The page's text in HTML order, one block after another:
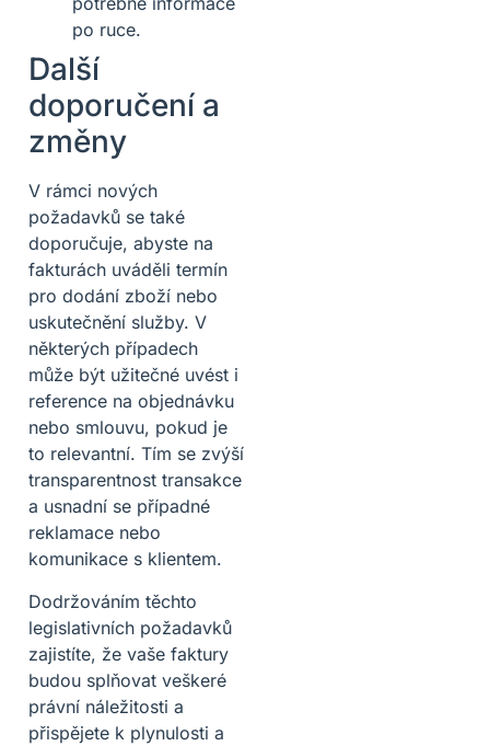
po ruce.
Další
doporučení a
změny
V rámci nových
požadavků se také
doporučuje, abyste na
fakturách uváděli termín
pro dodání zboží nebo
uskutečnění služby. V
některých případech
může být užitečné uvést i
reference na objednávku
nebo smlouvu, pokud je
to relevantní. Tím se zvýší
transparentnost transakce
a usnadní se případné
reklamace nebo
komunikace s klientem.
Dodržováním těchto
legislativních požadavků
zajistíte, že vaše faktury
budou splňovat veškeré
právní náležitosti a
přispějete k plynulosti a